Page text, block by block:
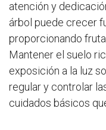
atención y
árbol puede crecer
proporcionando
Mantener el suelo
exposición a la luz
regular y controlar
cuidados básicos